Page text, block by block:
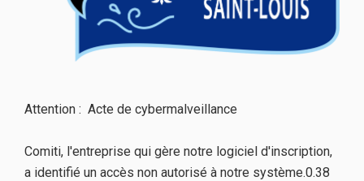
Attention : Acte de cybermalveillance
Comiti, l'entreprise qui gère notre logiciel d'inscription,
a identifié un accès non autorisé à notre système.0.38